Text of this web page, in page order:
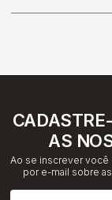
AS
Ao se inscrever você
por e-mail sobre